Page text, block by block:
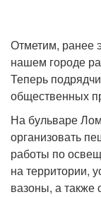
Отметим, ранее
нашем городе
Теперь
общественных
На бульваре
организовать
работы по
на территории,
вазоны, а также